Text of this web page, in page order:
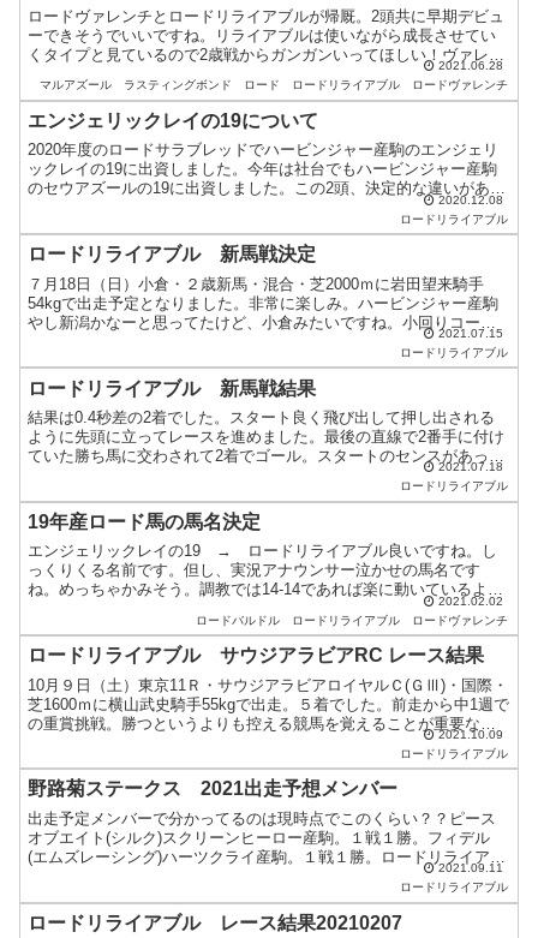
ロードヴァレンチとロードリライアブルが帰厩。2頭共に早期デビュ
ーできそうでいいですね。リライアブルは使いながら成長させてい
くタイプと見ているので2歳戦からガンガンいってほしい！ヴァレン
チはデビューが芝かダートか気になる。中舘調教師のコメント...
2021.06.28
マルアズール
ラスティングボンド ロード ロードリライアブル ロードヴァレンチ
エンジェリックレイの19について
2020年度のロードサラブレッドでハービンジャー産駒のエンジェリ
ックレイの19に出資しました。今年は社台でもハービンジャー産駒
のセウアズールの19に出資しました。この2頭、決定的な違いがあり
ます。牡馬と牝馬という事もありますが母父の違いです... 2020.12.08
ロードリライアブル
ロードリライアブル 新馬戦決定
７月18日（日）小倉・２歳新馬・混合・芝2000ｍに岩田望来騎手
54kgで出走予定となりました。非常に楽しみ。ハービンジャー産駒
やし新潟かなーと思ってたけど、小倉みたいですね。小回りコース
適正試す感じか。恐らく先行押し切りの競馬をすると思う...2021.07.15
ロードリライアブル
ロードリライアブル 新馬戦結果
結果は0.4秒差の2着でした。スタート良く飛び出して押し出される
ように先頭に立ってレースを進めました。最後の直線で2番手に付け
ていた勝ち馬に交わされて2着でゴール。スタートのセンスがあった
2021.07.18
ロードリライアブル
19年産ロード馬の馬名決定
エンジェリックレイの19 → ロードリライアブル良いですね。し
っくりくる名前です。但し、実況アナウンサー泣かせの馬名です
ね。めっちゃかみそう。調教では14-14であれば楽に動いているよう
ですが、あとは本気になった時のトップスピードはどのくら...2021.02.02
ロードバルドル
ロードリライアブル ロードヴァレンチ
ロードリライアブル サウジアラビアRC レース結果
10月９日（土）東京11Ｒ・サウジアラビアロイヤルＣ(ＧⅢ)・国際・
芝1600ｍに横山武史騎手55kgで出走。５着でした。前走から中1週で
の重賞挑戦。勝つというよりも控える競馬を覚えることが重要な一
2021.10.09
ロードリライアブル
野路菊ステークス 2021出走予想メンバー
出走予定メンバーで分かってるのは現時点でこのくらい？？ピース
オブエイト(シルク)スクリーンヒーロー産駒。１戦１勝。フィデル
(エムズレーシング)ハーツクライ産駒。１戦１勝。ロードリライアブ
ル(ロード)ハービンジャー産駒。２戦１勝。ロン(キーフ... 2021.09.11
ロードリライアブル
ロードリライアブル レース結果20210207